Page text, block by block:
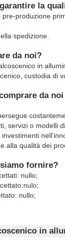
la
produzione
spedizione.
da noi?
in
custodia di
da
servizi o modelli
alla qualità dei
fornire?
nullo;
nullo;
in